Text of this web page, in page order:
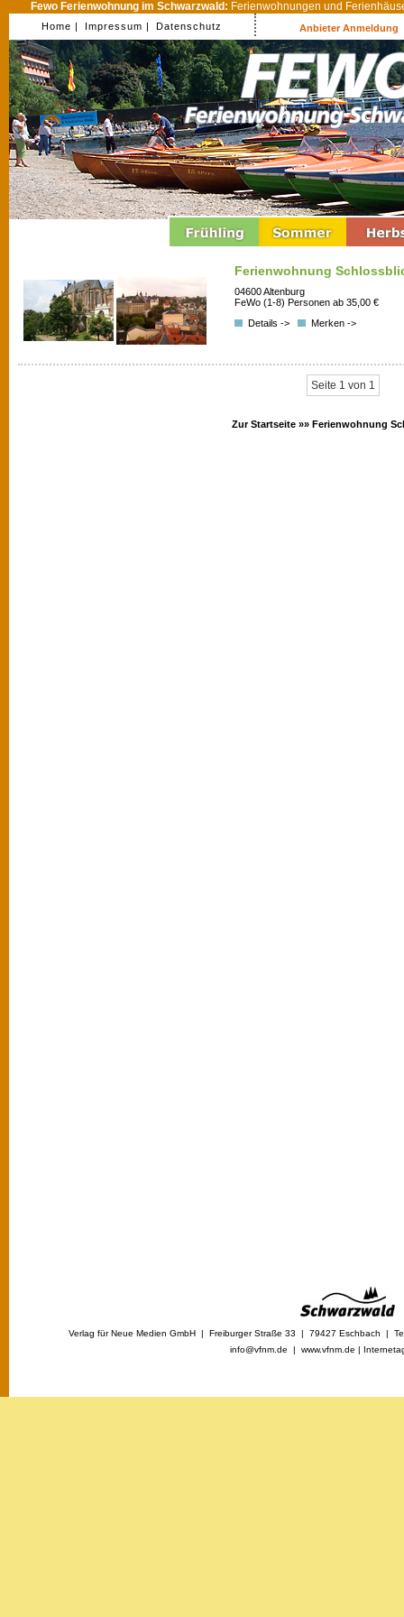
Fewo Ferienwohnung im Schwarzwald: Ferienwohnungen und
Home | Impressum | Datenschutz Anbieter Anmeldung
Ferienwohnung
04600 Altenburg
FeWo (1-8) Personen ab 35,00 €
Details ->
Merken ->
Seite 1 von 1
Zur Startseite »» Ferienwohnung
Verlag für Neue Medien GmbH | Freiburger Straße 33 | 79427 Eschbach |
info@vfnm.de | www.vfnm.de |